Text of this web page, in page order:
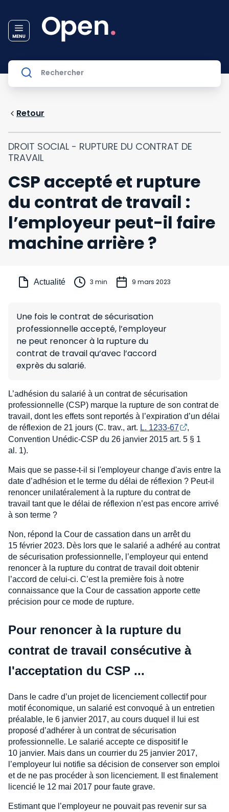
Retour
DROIT SOCIAL - RUPTURE DU CONTRAT DE
TRAVAIL
CSP accepté et rupture
du contrat de travail :
l’employeur peut-il faire
machine arrière ?
Actualité 3 min 9 mars 2023
Une fois le contrat de sécurisation
professionnelle accepté, l’employeur
ne peut renoncer à la rupture du
contrat de travail qu’avec l’accord
exprès du salarié.
L’adhésion du salarié à un contrat de sécurisation
professionnelle (CSP) marque la rupture de son contrat de
travail, dont les effets sont reportés à l’expiration d’un délai
de réflexion de 21 jours (C. trav., art. L. 1233-67
,
Convention Unédic-CSP du 26 janvier 2015 art. 5 § 1
al. 1).
Mais que se passe-t-il si l'employeur change d'avis entre la
date d’adhésion et le terme du délai de réflexion ? Peut-il
renoncer unilatéralement à la rupture du contrat de
travail tant que le délai de réflexion n’est pas encore arrivé
à son terme ?
Non, répond la Cour de cassation dans un arrêt du
15 février 2023. Dès lors que le salarié a adhéré au contrat
de sécurisation professionnelle, l’employeur qui entend
renoncer à la rupture du contrat de travail doit obtenir
l’accord de celui-ci. C’est la première fois à notre
connaissance que la Cour de cassation apporte cette
précision pour ce mode de rupture.
Pour renoncer à la rupture du
contrat de travail consécutive à
l'acceptation du CSP ...
Dans le cadre d’un projet de licenciement collectif pour
motif économique, un salarié est convoqué à un entretien
préalable, le 6 janvier 2017, au cours duquel il lui est
proposé d’adhérer à un contrat de sécurisation
professionnelle. Le salarié accepte ce dispositif le
10 janvier. Mais dans un courrier du 25 janvier 2017,
l’employeur lui notifie sa décision de conserver son emploi
et de ne pas procéder à son licenciement. Il est finalement
licencié le 12 mai 2017 pour faute grave.
Estimant que l’employeur ne pouvait pas revenir sur sa